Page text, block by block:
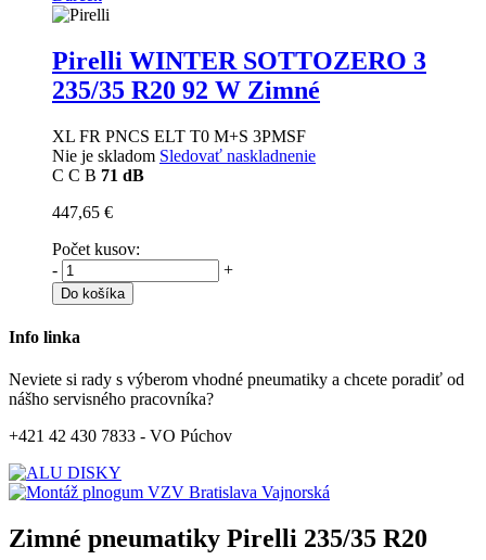
Pirelli WINTER SOTTOZERO 3
235/35 R20 92 W Zimné
XL FR PNCS ELT T0 M+S 3PMSF
Nie je skladom Sledovať naskladnenie
C C B 71 dB
447,65 €
Počet kusov:
-
+
Do košíka
Info linka
Neviete si rady s výberom vhodné pneumatiky a chcete poradiť od
nášho servisného pracovníka?
+421 42 430 7833 - VO Púchov
Zimné pneumatiky Pirelli 235/35 R20